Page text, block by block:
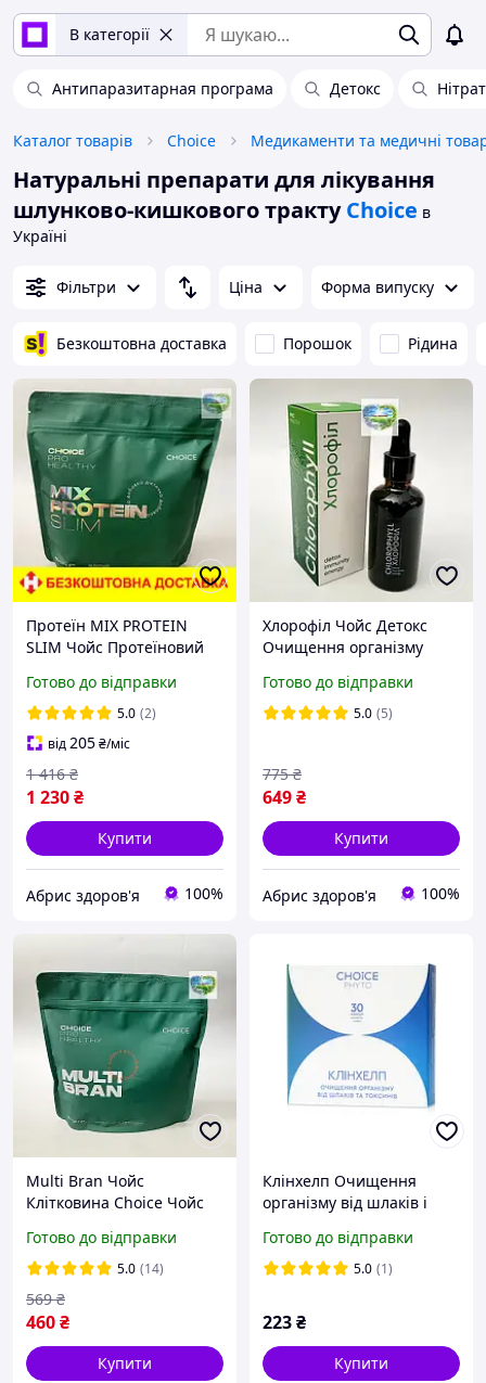
В категорії
Антипаразитарная програма Детокс
Каталог товарів Choice Медикаменти та медичні
Натуральні препарати для лікування
шлунково-кишкового тракту Choice в
Україні
Фільтри Ціна Форма випуску
Безкоштовна доставка Порошок Рідина
Протеїн MIX PROTEIN
SLIM Чойс Протеїновий
коктейль Чойс коктейль
для схуднення Choice mix
protein slim
Готово до відправки
5.0 (2)
від205₴/міс
1 230₴
1 416 ₴
Купити
Абрис здоров'я 100%
Хлорофіл Чойс Детокс
Очищення організму
Хлорофіл Choice
Chlorophyll Pro Healty
Готово до відправки
5.0 (5)
649₴
775 ₴
Купити
Абрис здоров'я 100%
Multi Bran Чойс
Клітковина Choice Чойс
схуднення Multi Brain
Готово до відправки
5.0 (14)
460₴
569 ₴
Купити
Клінхелп Очищення
організму від шлаків і
Готово до відправки
5.0 (1)
223₴
Купити